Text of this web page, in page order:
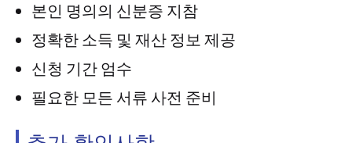
본인 명의의 신분증 지참
정확한 소득 및 재산 정보 제공
신청 기간 엄수
필요한 모든 서류 사전 준비